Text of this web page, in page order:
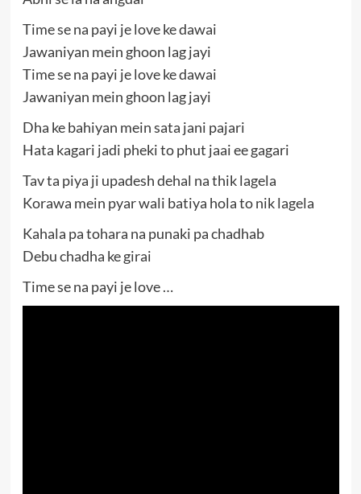
Time se na payi je love ke dawai
Jawaniyan mein ghoon lag jayi
Time se na payi je love ke dawai
Jawaniyan mein ghoon lag jayi
Dha ke bahiyan mein sata jani pajari
Hata kagari jadi pheki to phut jaai ee gagari
Tav ta piya ji upadesh dehal na thik lagela
Korawa mein pyar wali batiya hola to nik lagela
Kahala pa tohara na punaki pa chadhab
Debu chadha ke girai
Time se na payi je love …